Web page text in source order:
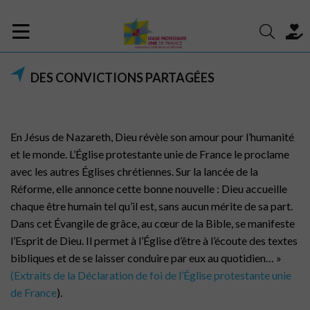
DES CONVICTIONS PARTAGÉES
En Jésus de Nazareth, Dieu révèle son amour pour l’humanité
et le monde. L’Église protestante unie de France le proclame
avec les autres Églises chrétiennes. Sur la lancée de la
Réforme, elle annonce cette bonne nouvelle : Dieu accueille
chaque être humain tel qu’il est, sans aucun mérite de sa part.
Dans cet Évangile de grâce, au cœur de la Bible, se manifeste
l’Esprit de Dieu. Il permet à l’Église d’être à l’écoute des textes
bibliques et de se laisser conduire par eux au quotidien… »
(Extraits de la Déclaration de foi de l’Église protestante unie
de France).